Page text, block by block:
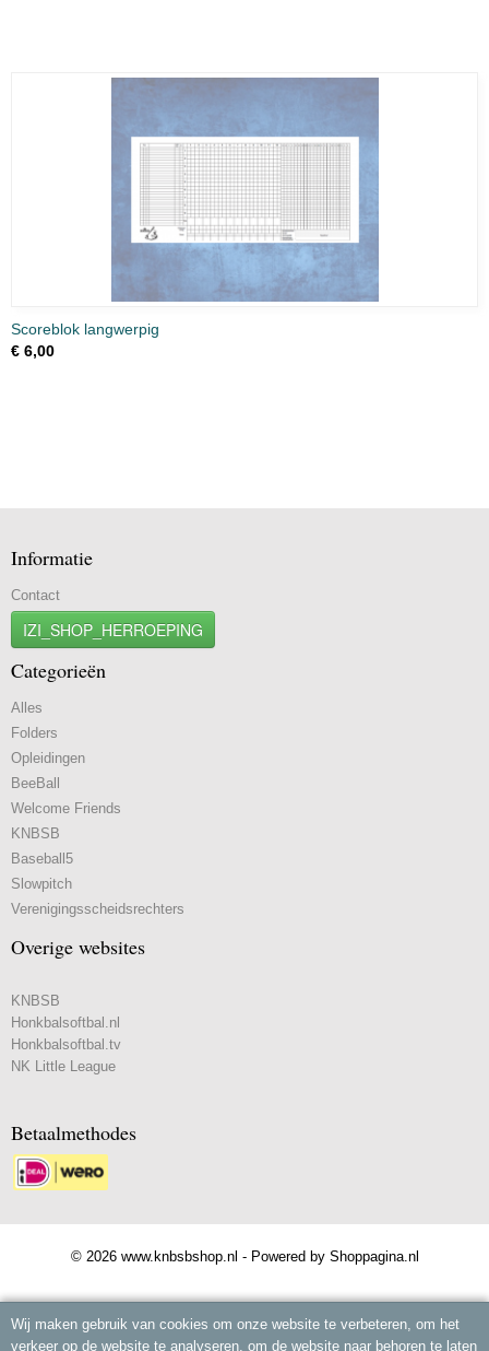
Scoreblok langwerpig
€ 6,00
Informatie
Contact
IZI_SHOP_HERROEPING
Categorieën
Alles
Folders
Opleidingen
BeeBall
Welcome Friends
KNBSB
Baseball5
Slowpitch
Verenigingsscheidsrechters
Overige websites
KNBSB
Honkbalsoftbal.nl
Honkbalsoftbal.tv
NK Little League
Betaalmethodes
© 2026 www.knbsbshop.nl - Powered by Shoppagina.nl
Wij maken gebruik van cookies om onze website te verbeteren, om het
verkeer op de website te analyseren, om de website naar behoren te laten